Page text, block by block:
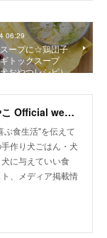
06:29
ープに☆鶏団子
トックスープ
おやつレシピ）
犬ごはん先生いちかわあやこ Official web site
ぶ食生活"を伝えて
作り犬ごはん・犬
に与えていい食
、メディア掲載情